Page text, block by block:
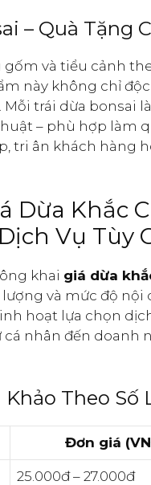
– Quà Tặng
gốm và tiểu cảnh
này không chỉ
Mỗi trái dừa bonsai
– phù hợp làm
tri ân khách hàng
Dừa Khắc
Vụ Tùy
khai giá dừa
và mức độ nội
hoạt lựa chọn
cá nhân đến doanh
Khảo Theo Số
Đơn giá
25.000đ – 27.000đ